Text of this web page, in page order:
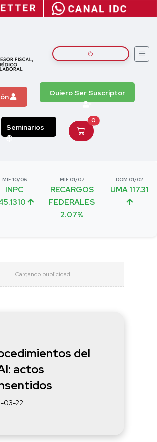
Quiero Ser Suscriptor
Seminarios
0
MIE 10/06
INPC
MIE 01/07
RECARGOS
FEDERALES
2.07%
DOM 01/02
UMA 117.31
del
actos
03-22